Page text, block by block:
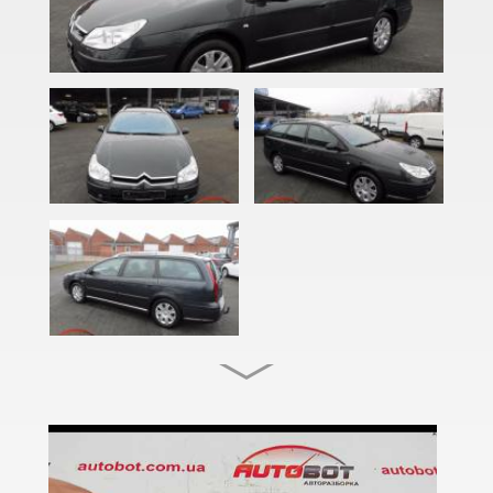
C3 Pluriel (HB)
C3 Picasso (SH)
C4 I (LC, LA)
C4 I Picasso (UD)
C4 I Grand Picasso (UD)
C4 II (B7)
C4 II Picasso (B78)
C4 II Grand Picasso (B78)
C4 Cactus I
C4 Cactus II